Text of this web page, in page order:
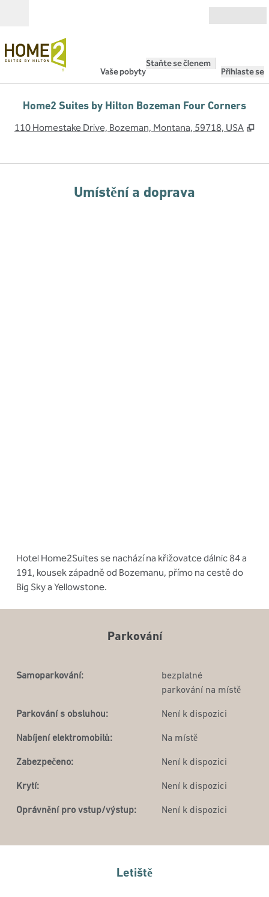
Vaše pobyty
Staňte se členem
Přihlaste se
Home2 Suites by Hilton Bozeman Four Corners
110 Homestake Drive, Bozeman, Montana, 59718, USA ,
Umístění a doprava
Hotel Home2Suites se nachází na křižovatce dálnic 84 a
191, kousek západně od Bozemanu, přímo na cestě do
Big Sky a Yellowstone.
Parkování
Samoparkování:
bezplatné
parkování na místě
Parkování s obsluhou: Není k dispozici
Nabíjení elektromobilů: Na místě
Zabezpečeno: Není k dispozici
Krytí: Není k dispozici
Oprávnění pro vstup/výstup: Není k dispozici
Letiště